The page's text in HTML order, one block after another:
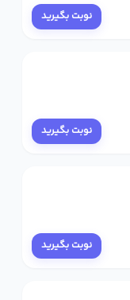
نوبت بگیرید
نوبت بگیرید
نوبت بگیرید